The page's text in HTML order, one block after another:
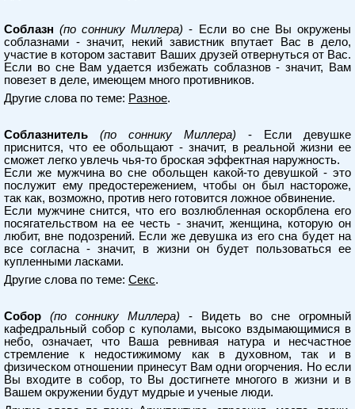
Соблазн (по соннику Миллера) - Если во сне Вы окружены
соблазнами - значит, некий завистник впутает Вас в дело,
участие в котором заставит Ваших друзей отвернуться от Вас.
Если во сне Вам удается избежать соблазнов - значит, Вам
повезет в деле, имеющем много противников.
Другие слова по теме: Разное.
Соблазнитель (по соннику Миллера) - Если девушке
приснится, что ее обольщают - значит, в реальной жизни ее
сможет легко увлечь чья-то броская эффектная наружность.
Если же мужчина во сне обольщен какой-то девушкой - это
послужит ему предостережением, чтобы он был настороже,
так как, возможно, против него готовится ложное обвинение.
Если мужчине снится, что его возлюбленная оскорблена его
посягательством на ее честь - значит, женщина, которую он
любит, вне подозрений. Если же девушка из его сна будет на
все согласна - значит, в жизни он будет пользоваться ее
купленными ласками.
Другие слова по теме: Секс.
Собор (по соннику Миллера) - Видеть во сне огромный
кафедральный собор с куполами, высоко вздымающимися в
небо, означает, что Ваша ревнивая натура и несчастное
стремление к недостижимому как в духовном, так и в
физическом отношении принесут Вам одни огорчения. Но если
Вы входите в собор, то Вы достигнете многого в жизни и в
Вашем окружении будут мудрые и ученые люди.